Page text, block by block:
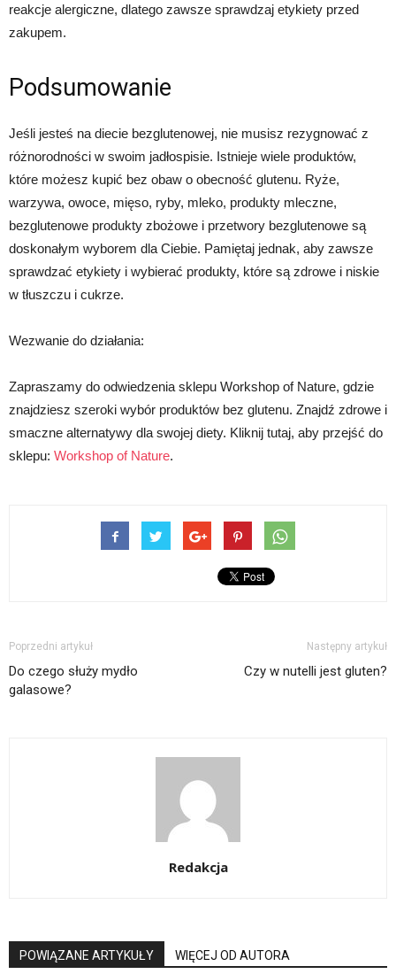
reakcje alergiczne, dlatego zawsze sprawdzaj etykiety przed
zakupem.
Podsumowanie
Jeśli jesteś na diecie bezglutenowej, nie musisz rezygnować z
różnorodności w swoim jadłospisie. Istnieje wiele produktów,
które możesz kupić bez obaw o obecność glutenu. Ryże,
warzywa, owoce, mięso, ryby, mleko, produkty mleczne,
bezglutenowe produkty zbożowe i przetwory bezglutenowe są
doskonałym wyborem dla Ciebie. Pamiętaj jednak, aby zawsze
sprawdzać etykiety i wybierać produkty, które są zdrowe i niskie
w tłuszczu i cukrze.
Wezwanie do działania:
Zapraszamy do odwiedzenia sklepu Workshop of Nature, gdzie
znajdziesz szeroki wybór produktów bez glutenu. Znajdź zdrowe i
smaczne alternatywy dla swojej diety. Kliknij tutaj, aby przejść do
sklepu: Workshop of Nature.
Poprzedni artykuł
Do czego służy mydło
galasowe?
Następny artykuł
Czy w nutelli jest gluten?
Redakcja
POWIĄZANE ARTYKUŁY WIĘCEJ OD AUTORA